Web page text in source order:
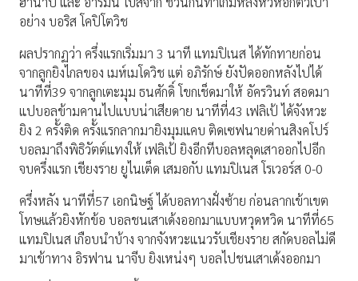
อย่าง บอริส โคปิโตวิช
ผลปรากฏว่า ครึ่งแรกเริ่มมา 3 นาที แทมปิเนส ได้ทักทายก่อน
จากลูกยิงไกลของ เมห์เมโดวิช แต่ อภิรักษ์ ยังปัดออกหลังไปได้
นาทีที่39 จากลูกเตะมุม ธนศักดิ์ โขกเช็ดมาให้ อัครวินท์ สอดมา
แปบอลข้ามคานไปแบบน่าเสียดาย นาทีที่43 เฟลิเป้ ได้จังหวะ
ยิง 2 ครั้งติด ครั้งแรกลากมายิงมุมแคบ ติดเซฟนายด่านสิงคโปร์
บอลมาถึงพิธิวัตต์แทงให้ เฟลิเป้ ยิงอีกทีบอลหลุดเสาออกไปอีก
จบครึ่งแรก เชียงราย ยูไนเต็ด เสมอกับ แทมปิเนส โรเวอร์ส 0-0
ครึ่งหลัง นาทีที่57 เอกนิษฐ์ ได้บอลทางฝั่งซ้าย ก่อนลากเข้าเขต
โทษแล้วยิงหักข้อ บอลชนเสาเด้งออกมาแบบหวุดหวิด นาทีที่65
แทมปิเนส เกือบนำบ้าง จากจังหวะแนวรับเชียงราย สกัดบอลไม่ดี
มาเข้าทาง อิรฟาน นาจีบ ยิงเหน่งๆ บอลไปชนเสาเด้งออกมา